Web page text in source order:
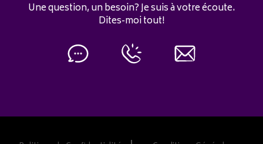
Une question, un besoin? Je suis à votre écoute.
Dites-moi tout!